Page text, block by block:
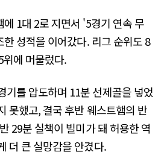
1대 2로 지면서 '5경기 연속 무
성적을 이어갔다. 리그 순위도 8
에 머물렀다.
기를 압도하며 11분 선제골을 넣었
못했고, 결국 후반 웨스트햄의 반
29분 실책이 빌미가 돼 허용한 역
더 큰 실망감을 안겼다.